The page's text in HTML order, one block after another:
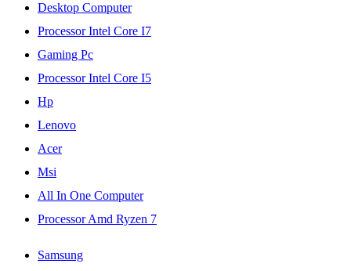
Desktop Computer
Processor Intel Core I7
Gaming Pc
Processor Intel Core I5
Hp
Lenovo
Acer
Msi
All In One Computer
Processor Amd Ryzen 7
Samsung